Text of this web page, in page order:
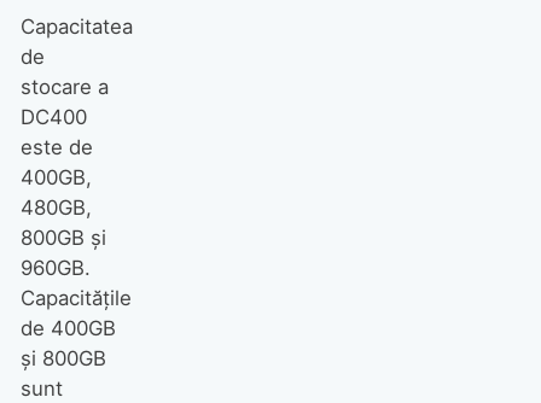
Capacitatea
de
stocare a
DC400
este de
400GB,
480GB,
800GB și
960GB.
Capacitățile
de 400GB
și 800GB
sunt